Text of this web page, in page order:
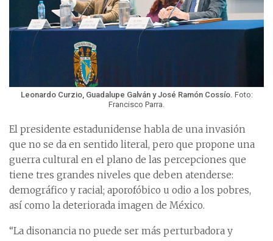
Leonardo Curzio, Guadalupe Galván y José Ramón Cossío. Foto:
Francisco Parra.
El presidente estadunidense habla de una invasión
que no se da en sentido literal, pero que propone una
guerra cultural en el plano de las percepciones que
tiene tres grandes niveles que deben atenderse:
demográfico y racial; aporofóbico u odio a los pobres,
así como la deteriorada imagen de México.
“La disonancia no puede ser más perturbadora y